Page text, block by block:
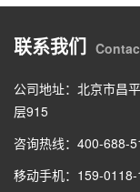
联系我们
公司地址：北京市昌
层915
咨询热线：400-688-
移动手机：159-0118-